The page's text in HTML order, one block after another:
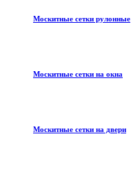
Москитные сетки рулонные
Москитные сетки на окна
Москитные сетки на двери